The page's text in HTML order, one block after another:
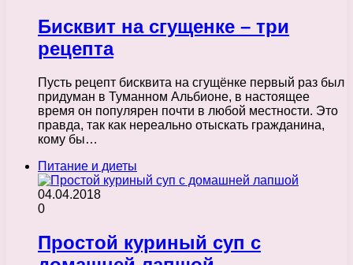
Бисквит на сгущенке – три
рецепта
Пусть рецепт бисквита на сгущёнке первый раз был
придуман в Туманном Альбионе, в настоящее
время он популярен почти в любой местности. Это
правда, так как нереально отыскать гражданина,
кому бы…
Питание и диеты
04.04.2018
0
Простой куриный суп с